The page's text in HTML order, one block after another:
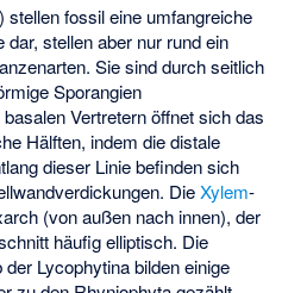
stellen fossil eine umfangreiche
stellen aber nur rund ein
Sie sind durch seitlich
Sporangien
Vertretern öffnet sich das
Hälften, indem diedistale
dieser Linie befinden sich
DieXylem-
(von außen nach innen), der
häufig elliptisch. Die
Lycophytina bilden einige